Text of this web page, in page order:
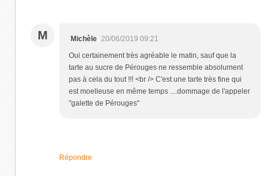
M Michèle 20/06/2019 09:21
Oui certainement très agréable le matin, sauf que la
tarte au sucre de Pérouges ne ressemble absolument
pas à cela du tout !!! <br /> C'est une tarte très fine qui
est moelleuse en même temps ....dommage de l'appeler
"galette de Pérouges"
Répondre